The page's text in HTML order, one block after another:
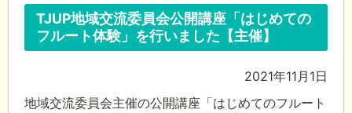
TJUP地域交流委員会公開講座「はじめての
フルート体験」を行いました【主催】
2021年11月1日
地域交流委員会主催の公開講座「はじめてのフルート